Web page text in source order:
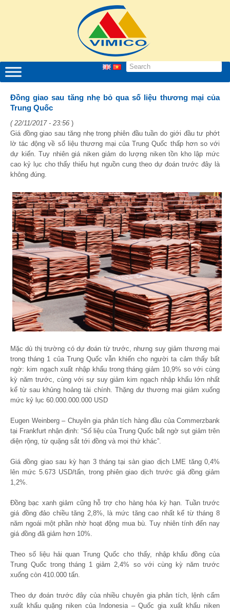
Đồng giao sau tăng nhẹ bỏ qua số liệu thương mại của
Trung Quốc
( 22/11/2017 - 23:56 )
Giá đồng giao sau tăng nhẹ trong phiên đầu tuần do giới đầu tư phớt
lờ tác động về số liệu thương mại của Trung Quốc thấp hơn so với
dự kiến. Tuy nhiên giá niken giảm do lượng niken tồn kho lập mức
cao kỷ lục cho thấy thiếu hụt nguồn cung theo dự đoán trước đây là
không đúng.
Mặc dù thị trường có dự đoán từ trước, nhưng suy giảm thương mại
trong tháng 1 của Trung Quốc vẫn khiến cho người ta cảm thấy bất
ngờ: kim ngạch xuất nhập khẩu trong tháng giảm 10,9% so với cùng
kỳ năm trước, cùng với sự suy giảm kim ngạch nhập khẩu lớn nhất
kể từ sau khủng hoảng tài chính. Thặng dư thương mại giảm xuống
mức kỷ lục 60.000.000.000 USD
Eugen Weinberg – Chuyên gia phân tích hàng đầu của Commerzbank
tại Frankfurt nhận định: “Số liệu của Trung Quốc bất ngờ sụt giảm trên
diện rộng, từ quặng sắt tới đồng và mọi thứ khác”.
Giá đồng giao sau kỳ hạn 3 tháng tại sàn giao dịch LME tăng 0,4%
lên mức 5.673 USD/tấn, trong phiên giao dịch trước giá đồng giảm
1,2%.
Đồng bạc xanh giảm cũng hỗ trợ cho hàng hóa kỳ hạn. Tuần trước
giá đồng đảo chiều tăng 2,8%, là mức tăng cao nhất kể từ tháng 8
năm ngoái một phần nhờ hoạt động mua bù. Tuy nhiên tính đến nay
giá đồng đã giảm hơn 10%.
Theo số liệu hải quan Trung Quốc cho thấy, nhập khẩu đồng của
Trung Quốc trong tháng 1 giảm 2,4% so với cùng kỳ năm trước
xuống còn 410.000 tấn.
Theo dự đoán trước đây của nhiều chuyên gia phân tích, lệnh cấm
xuất khẩu quặng niken của Indonesia – Quốc gia xuất khẩu niken